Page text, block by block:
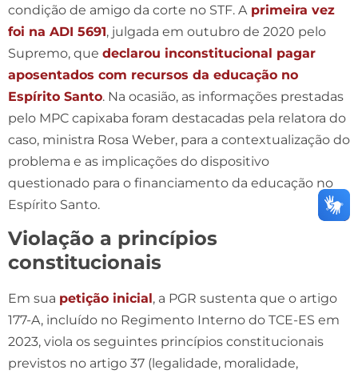
condição de amigo da corte no STF. A primeira vez
foi na ADI 5691, julgada em outubro de 2020 pelo
Supremo, que declarou inconstitucional pagar
aposentados com recursos da educação no
Espírito Santo. Na ocasião, as informações prestadas
pelo MPC capixaba foram destacadas pela relatora do
caso, ministra Rosa Weber, para a contextualização do
problema e as implicações do dispositivo
questionado para o financiamento da educação no
Espírito Santo.
Violação a princípios
constitucionais
Em sua petição inicial, a PGR sustenta que o artigo
177-A, incluído no Regimento Interno do TCE-ES em
2023, viola os seguintes princípios constitucionais
previstos no artigo 37 (legalidade, moralidade,